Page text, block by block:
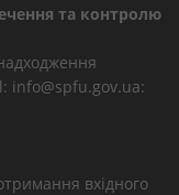
та контролю
info@spfu.gov.ua:
вхідного